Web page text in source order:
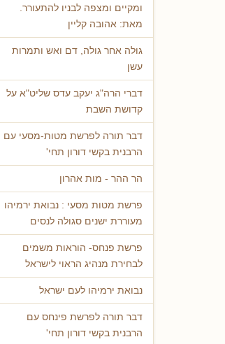
ומקיים ומצפה לבניו להתעורר.
מאת: אהובה קליין
גולה אחר גולה, דם ואש ותמרות
עשן
דברי הרה"ג יעקב עדס שליט"א על
קדושת השבת
דבר תורה לפרשת מטות-מסעי עם
הרבנית בקשי דורון תחי'
הר ההר - מות אהרון
פרשת מטות מסעי : נבואת ירמיהו
מעוררת ישנים סגולה לנסים
פרשת פנחס- הוראות משמים
לבחירת מנהיג הראוי לישראל
נבואת ירמיהו לעם ישראל
דבר תורה לפרשת פינחס עם
הרבנית בקשי דורון תחי'